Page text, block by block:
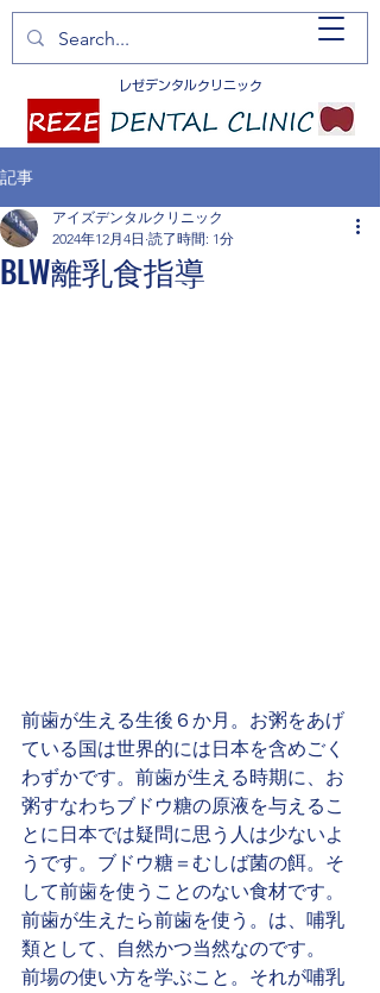
レゼデンタルクリニック
記事
BLW離乳食指導
アイズデンタルクリニック
2024年12月4日 読了時間: 1分
前歯が生える生後６か月。お粥をあげ
ている国は世界的には日本を含めごく
わずかです。前歯が生える時期に、お
粥すなわちブドウ糖の原液を与えるこ
とに日本では疑問に思う人は少ないよ
うです。ブドウ糖＝むしば菌の餌。そ
して前歯を使うことのない食材です。
前歯が生えたら前歯を使う。は、哺乳
類として、自然かつ当然なのです。
前場の使い方を学ぶこと。それが哺乳